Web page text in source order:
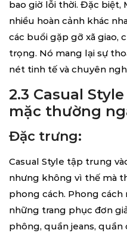
bao giờ lỗi thời. Đặc biệt,
nhiều hoàn cảnh khác
các buổi gặp gỡ xã giao,
trọng. Nó mang lại sự
nét tinh tế và chuyên
2.3 Casual
mặc thường
Đặc trưng:
Casual Style tập trung
nhưng không vì thế mà
phong cách. Phong cách
những trang phục đơn
phông, quần jeans, quần